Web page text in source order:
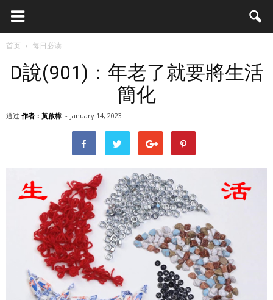
首页 每日必读
D說(901)：年老了就要將生活
簡化
通过 作者：黃啟樟 - January 14, 2023